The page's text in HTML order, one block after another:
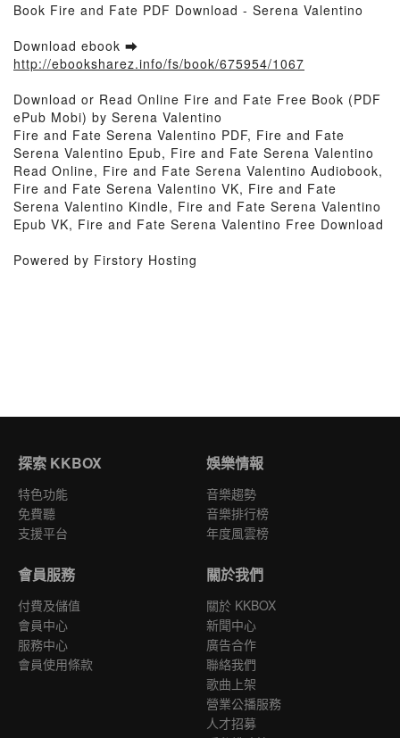
Book Fire and Fate PDF Download - Serena Valentino
Download ebook ➡
http://ebooksharez.info/fs/book/675954/1067
Download or Read Online Fire and Fate Free Book (PDF
ePub Mobi) by Serena Valentino
Fire and Fate Serena Valentino PDF, Fire and Fate
Serena Valentino Epub, Fire and Fate Serena Valentino
Read Online, Fire and Fate Serena Valentino Audiobook,
Fire and Fate Serena Valentino VK, Fire and Fate
Serena Valentino Kindle, Fire and Fate Serena Valentino
Epub VK, Fire and Fate Serena Valentino Free Download
Powered by Firstory Hosting
探索 KKBOX
特色功能
免費聽
支援平台
娛樂情報
音樂趨勢
音樂排行榜
年度風雲榜
會員服務
付費及儲值
會員中心
服務中心
會員使用條款
關於我們
關於 KKBOX
新聞中心
廣告合作
聯絡我們
歌曲上架
營業公播服務
人才招募